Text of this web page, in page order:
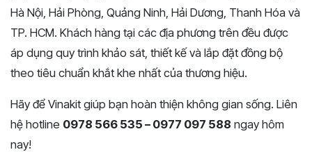
Hà Nội, Hải Phòng, Quảng Ninh, Hải Dương, Thanh Hóa và
TP. HCM. Khách hàng tại các địa phương trên đều được
áp dụng quy trình khảo sát, thiết kế và lắp đặt đồng bộ
theo tiêu chuẩn khắt khe nhất của thương hiệu.
Hãy để Vinakit giúp bạn hoàn thiện không gian sống. Liên
hệ hotline 0978 566 535 – 0977 097 588 ngay hôm
nay!